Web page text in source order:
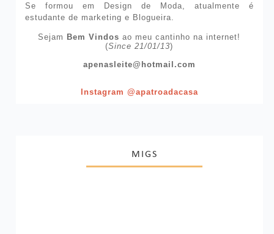
Se formou em Design de Moda, atualmente é
estudante de marketing e Blogueira.
Sejam Bem Vindos ao meu cantinho na internet!
(Since 21/01/13)
apenasleite@hotmail.com
Instagram @apatroadacasa
MIGS